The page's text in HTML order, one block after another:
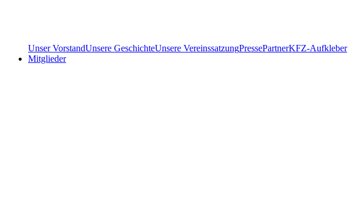
Unser VorstandUnsere GeschichteUnsere VereinssatzungPressePartnerKFZ-Aufkleber
Mitglieder